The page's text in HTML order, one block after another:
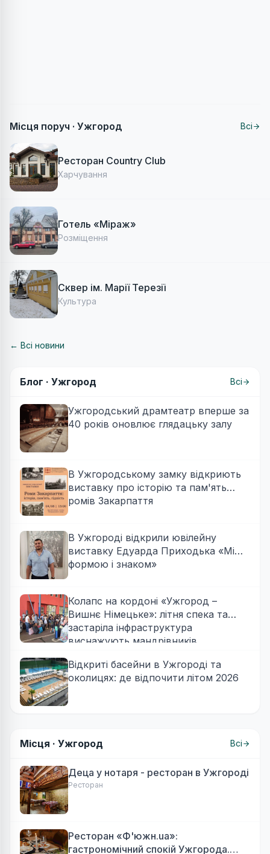
Місця поруч · Ужгород Всі
Ресторан Country Club
Харчування
Готель «Міраж»
Розміщення
Сквер ім. Марії Терезії
Культура
← Всі новини
Блог · Ужгород Всі
Ужгородський драмтеатр вперше за
40 років оновлює глядацьку залу
В Ужгородському замку відкриють
виставку про історію та пам'ять
ромів Закарпаття
В Ужгороді відкрили ювілейну
виставку Едуарда Приходька «Між
формою і знаком»
Колапс на кордоні «Ужгород –
Вишнє Німецьке»: літня спека та
застаріла інфраструктура
виснажують мандрівників
Відкриті басейни в Ужгороді та
околицях: де відпочити літом 2026
Місця · Ужгород Всі
Деца у нотаря - ресторан в Ужгороді
Ресторан
Ресторан «Ф'южн.ua»:
гастрономічний спокій Ужгорода.